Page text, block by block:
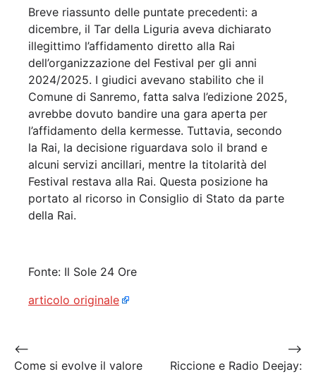
Breve riassunto delle puntate precedenti: a
dicembre, il Tar della Liguria aveva dichiarato
illegittimo l’affidamento diretto alla Rai
dell’organizzazione del Festival per gli anni
2024/2025. I giudici avevano stabilito che il
Comune di Sanremo, fatta salva l’edizione 2025,
avrebbe dovuto bandire una gara aperta per
l’affidamento della kermesse. Tuttavia, secondo
la Rai, la decisione riguardava solo il brand e
alcuni servizi ancillari, mentre la titolarità del
Festival restava alla Rai. Questa posizione ha
portato al ricorso in Consiglio di Stato da parte
della Rai.
Fonte: Il Sole 24 Ore
articolo originale
Navigazione
⟵
Come si evolve il valore
Riccione e Radio Deejay:
⟶